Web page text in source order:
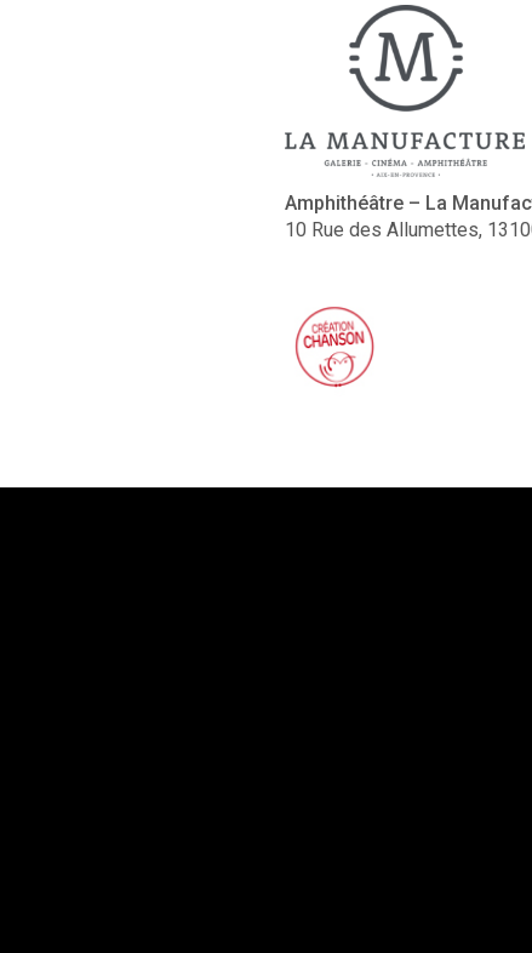
Amphithéâtre – La
10 Rue des Allumettes,